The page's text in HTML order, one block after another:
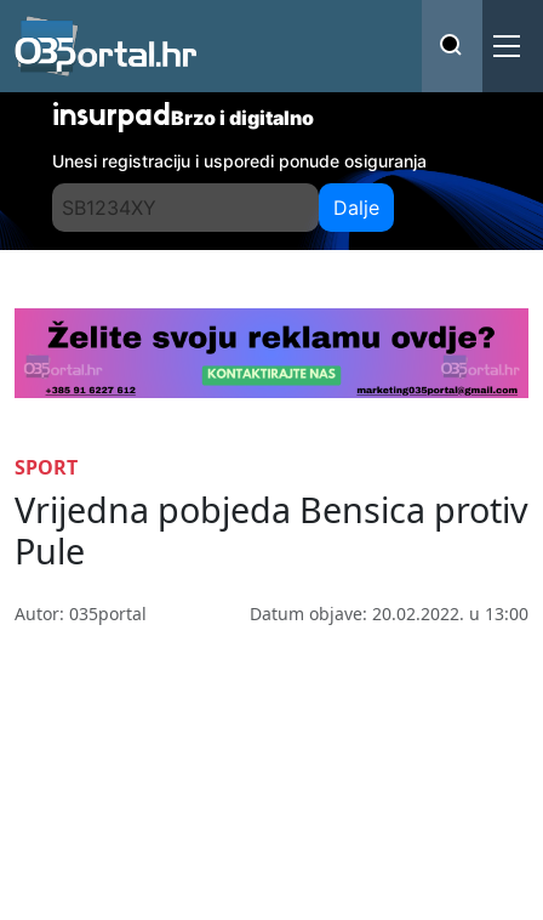
insurpadBrzo i digitalno
Unesi registraciju i usporedi ponude osiguranja
Dalje
SPORT
Vrijedna pobjeda Bensica protiv
Pule
Autor: 035portal Datum objave: 20.02.2022. u 13:00